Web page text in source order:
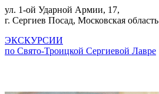
ул. 1-ой Ударной Армии, 17,
г. Сергиев Посад, Московская область
ЭКСКУРСИИ
по Свято-Троицкой Сергиевой Лавре